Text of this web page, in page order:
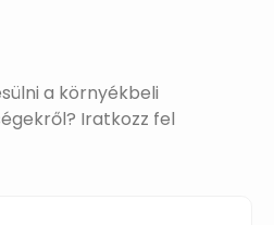
a környékbeli
Iratkozz fel